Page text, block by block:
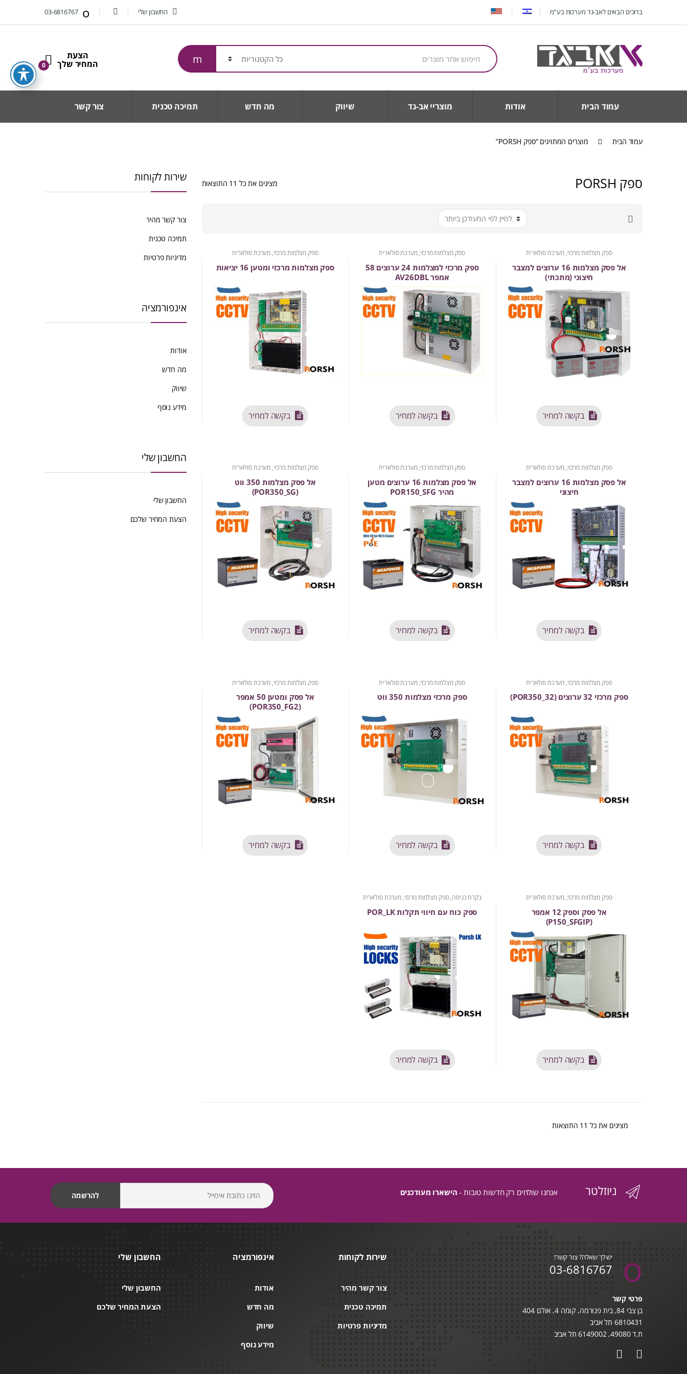
ברוכים הבאים לאב-גד מערכות בע”מ החשבון שלי 03-6816767
חיפוש
עבור:
0
עמוד הבית אודות מוצריי אב-גד שיווק מה חדש תמיכה טכנית צור קשר
עמוד הבית מוצרים המתויגים “ספק PORSH”
ספק PORSH מציגים את כל ⁦11⁩ התוצאות
ממוין
העדכני
ספק מצלמות מרכזי, מערכת סולארית
אל פסק מצלמות 16 ערוצים למצבר
חיצוני (מתכתי)
בקשה למחיר
ספק מצלמות מרכזי, מערכת סולארית
ספק מרכזי למצלמות 24 ערוצים 58
אמפר AV26DBL
בקשה למחיר
ספק מצלמות מרכזי, מערכת סולארית
ספק מצלמות מרכזי ומטען 16 יציאות
בקשה למחיר
ספק מצלמות מרכזי, מערכת סולארית
אל פסק מצלמות 16 ערוצים למצבר
חיצוני
בקשה למחיר
ספק מצלמות מרכזי, מערכת סולארית
אל פסק מצלמות 16 ערוצים מטען
מהיר POR150_SFG
בקשה למחיר
ספק מצלמות מרכזי, מערכת סולארית
אל פסק מצלמות 350 ווט
(POR350_SG)
בקשה למחיר
ספק מצלמות מרכזי, מערכת סולארית
ספק מרכזי 32 ערוצים (POR350_32)
בקשה למחיר
ספק מצלמות מרכזי, מערכת סולארית
ספק מרכזי מצלמות 350 ווט
בקשה למחיר
ספק מצלמות מרכזי, מערכת סולארית
אל פסק ומטען 50 אמפר
(POR350_FG2)
בקשה למחיר
ספק מצלמות מרכזי, מערכת סולארית
אל פסק וספק 12 אמפר
(P150_SFGIP)
בקשה למחיר
בקרת כניסה,ספק מצלמות מרכזי, מערכת סולארית
ספק כוח עם חיווי תקלות POR_LK
בקשה למחיר
מציגים את כל ⁦11⁩ התוצאות ממוין
הפריט
העדכני
שירות לקוחות
צור קשר מהיר
תמיכה טכנית
מדיניות פרטיות
אינפורמציה
אודות
מה חדש
שיווק
מידע נוסף
החשבון שלי
החשבון שלי
הצעת המחיר שלכם
ניוזלטר אנחנו שולחים רק חדשות טובות - הישארו מעודכנים
שירות לקוחות
צור קשר מהיר
תמיכה טכנית
מדיניות פרטיות
אינפורמציה
אודות
מה חדש
שיווק
מידע נוסף
החשבון שלי
החשבון שלי
הצעת המחיר שלכם
יש לך שאלה? צור קשר!
03-6816767
פרטי קשר
בן צבי 84, בית פנורמה, קומה 4, אולם 404
6810431 תל אביב
ת.ד 49080, 6149002 תל אביב